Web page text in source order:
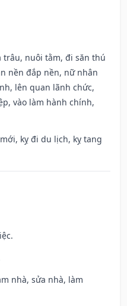
trâu, nuôi tằm, đi săn thú
nền đắp nền, nữ nhân
lên quan lãnh chức,
vào làm hành chính,
kỵ đi du lịch, kỵ tang
nhà, sửa nhà, làm